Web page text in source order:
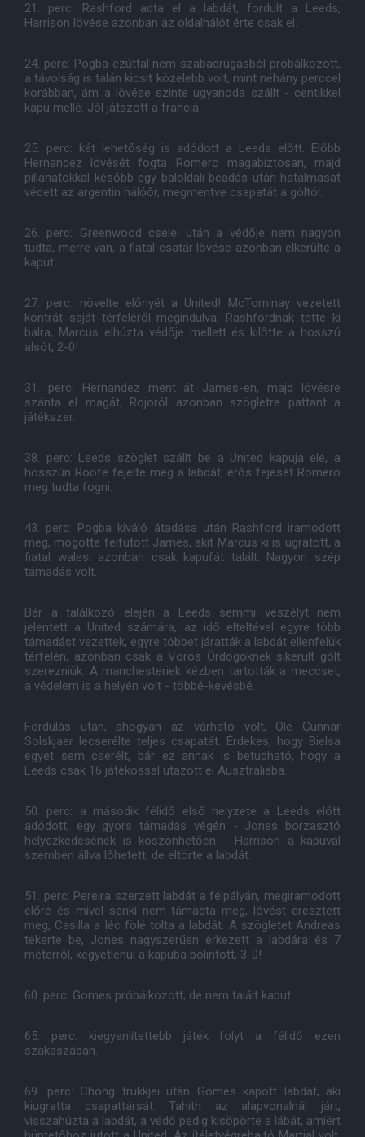
21. perc: Rashford adta el a labdát, fordult a Leeds,
Harrison lövése azonban az oldalhálót érte csak el.
24. perc: Pogba ezúttal nem szabadrúgásból próbálkozott,
a távolság is talán kicsit közelebb volt, mint néhány perccel
korábban, ám a lövése szinte ugyanoda szállt - centikkel
kapu mellé. Jól játszott a francia.
25. perc: két lehetőség is adódott a Leeds előtt. Előbb
Hernandez lövését fogta Romero magabiztosan, majd
pillanatokkal később egy baloldali beadás után hatalmasat
védett az argentin hálóőr, megmentve csapatát a góltól.
26. perc: Greenwood cselei után a védője nem nagyon
tudta, merre van, a fiatal csatár lövése azonban elkerülte a
kaput.
27. perc: növelte előnyét a United! McTominay vezetett
kontrát saját térfeléről megindulva, Rashfordnak tette ki
balra, Marcus elhúzta védője mellett és kilőtte a hosszú
alsót, 2-0!
31. perc: Hernandez ment át James-en, majd lövésre
szánta el magát, Rojoról azonban szögletre pattant a
játékszer.
38. perc: Leeds szöglet szállt be a United kapuja elé, a
hosszún Roofe fejelte meg a labdát, erős fejesét Romero
meg tudta fogni.
43. perc: Pogba kiváló átadása után Rashford iramodott
meg, mögötte felfutott James, akit Marcus ki is ugratott, a
fiatal walesi azonban csak kapufát talált. Nagyon szép
támadás volt.
Bár a találkozó elején a Leeds semmi veszélyt nem
jelentett a United számára, az idő elteltével egyre több
támadást vezettek, egyre többet járatták a labdát ellenfelük
térfelén, azonban csak a Vörös Ördögöknek sikerült gólt
szerezniük. A manchesteriek kézben tartották a meccset,
a védelem is a helyén volt - többé-kevésbé.
Fordulás után, ahogyan az várható volt, Ole Gunnar
Solskjaer lecserélte teljes csapatát. Érdekes, hogy Bielsa
egyet sem cserélt, bár ez annak is betudható, hogy a
Leeds csak 16 játékossal utazott el Ausztráliába.
50. perc: a második félidő első helyzete a Leeds előtt
adódott; egy gyors támadás végén - Jones borzasztó
helyezkedésének is köszönhetően - Harrison a kapuval
szemben állva lőhetett, de eltörte a labdát.
51. perc: Pereira szerzett labdát a félpályán, megiramodott
előre és mivel senki nem támadta meg, lövést eresztett
meg, Casilla a léc fölé tolta a labdát. A szögletet Andreas
tekerte be, Jones nagyszerűen érkezett a labdára és 7
méterről, kegyetlenül a kapuba bólintott, 3-0!
60. perc: Gomes próbálkozott, de nem talált kaput.
65. perc: kiegyenlítettebb játék folyt a félidő ezen
szakaszában.
69. perc: Chong trükkjei után Gomes kapott labdát, aki
kiugratta csapattársát. Tahith az alapvonalnál járt,
visszahúzta a labdát, a védő pedig kisöpörte a lábát, amiért